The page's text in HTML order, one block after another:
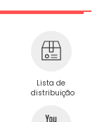
Lista de
distribuição